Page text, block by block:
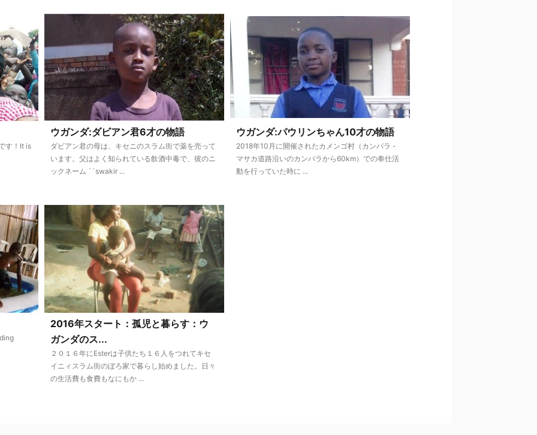
す！It is
ウガンダ:ダビアン君6才の物語
ダビアン君の母は、キセニのスラム街で薬を売って
います。父はよく知られている飲酒中毒で、彼のニ
ックネーム ``swakir ...
ウガンダ:パウリンちゃん10才の物語
2018年10月に開催されたカメンゴ村（カンパラ -
マサカ道路沿いのカンパラから60km）での奉仕活
動を行っていた時に ...
2016年スタート：孤児と暮らす：ウ
ガンダのス...
２０１６年にEsterは子供たち１６人をつれてキセ
イニィスラム街のぼろ家で暮らし始めました。日々
の生活費も食費もなにもか ...